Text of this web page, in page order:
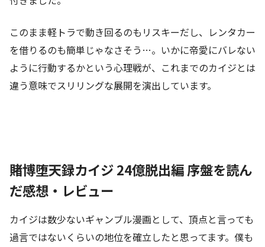
このまま軽トラで動き回るのもリスキーだし、レンタカー
を借りるのも簡単じゃなさそう…。いかに帝愛にバレない
ように行動するかという心理戦が、これまでのカイジとは
違う意味でスリリングな展開を演出しています。
賭博堕天録カイジ 24億脱出編 序盤を読ん
だ感想・レビュー
カイジは数少ないギャンブル漫画として、頂点と言っても
過言ではないくらいの地位を確立したと思ってます。僕も